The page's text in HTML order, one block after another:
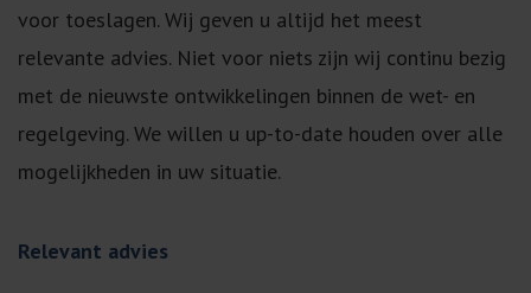
voor toeslagen. Wij geven u altijd het meest
relevante advies. Niet voor niets zijn wij continu bezig
met de nieuwste ontwikkelingen binnen de wet- en
regelgeving. We willen u up-to-date houden over alle
mogelijkheden in uw situatie.
Relevant advies